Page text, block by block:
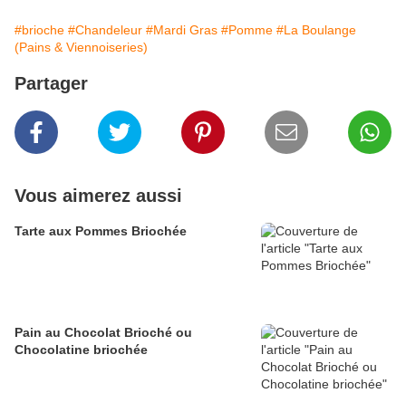
#brioche #Chandeleur #Mardi Gras #Pomme #La Boulange
(Pains & Viennoiseries)
Partager
Vous aimerez aussi
Tarte aux Pommes Briochée
Pain au Chocolat Brioché ou
Chocolatine briochée